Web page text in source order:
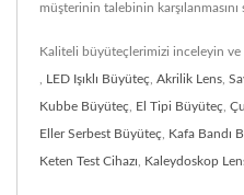
müşterinin talebinin karşılanmasını
Kaliteli büyüteçlerimizi inceleyin
LED Işıklı Büyüteç Akrilik Lens
Kubbe Büyüteç El Tipi Büyüteç
Eller Serbest Büyüteç Kafa Bandı
Keten Test Cihazı Kaleydoskop